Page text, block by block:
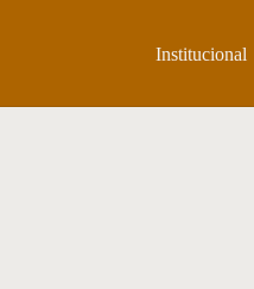
Institucional